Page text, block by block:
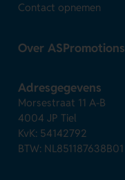
Contact opnemen
Over ASPromotions
Adresgegevens
Morsestraat 11 A-B
4004 JP Tiel
KvK: 54142792
BTW: NL851187638B01